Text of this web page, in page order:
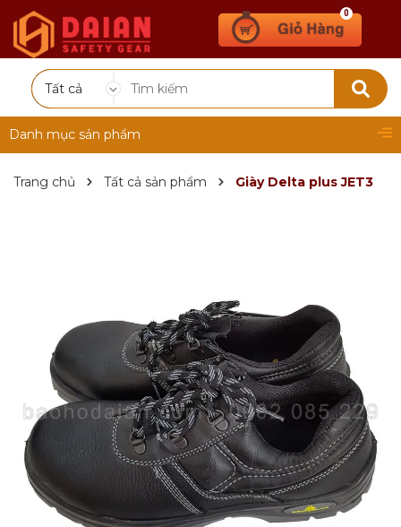
Tất cả
0
Danh mục sản phẩm
Trang chủ Tất cả sản phẩm Giày Delta plus JET3